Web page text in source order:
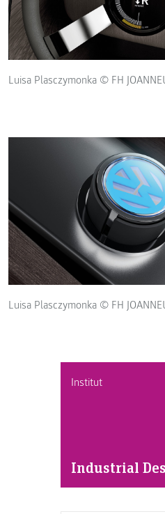
Institut
Industrial
Luisa Plasczymonka © FH
Luisa Plasczymonka © FH